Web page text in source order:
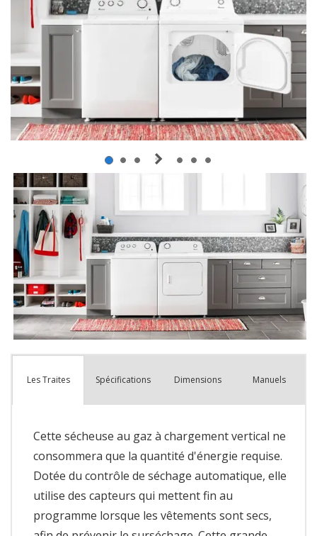
Les Traites Spécifications Dimensions Manuels
Cette sécheuse au gaz à chargement vertical ne
consommera que la quantité d'énergie requise.
Dotée du contrôle de séchage automatique, elle
utilise des capteurs qui mettent fin au
programme lorsque les vêtements sont secs,